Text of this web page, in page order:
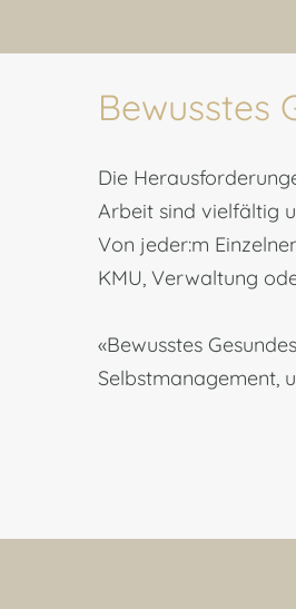
Bewusstes
Die
Arbeit sind vielfältig
Von jeder:m
KMU, Verwaltung
«Bewusstes
Selbstmanagement,